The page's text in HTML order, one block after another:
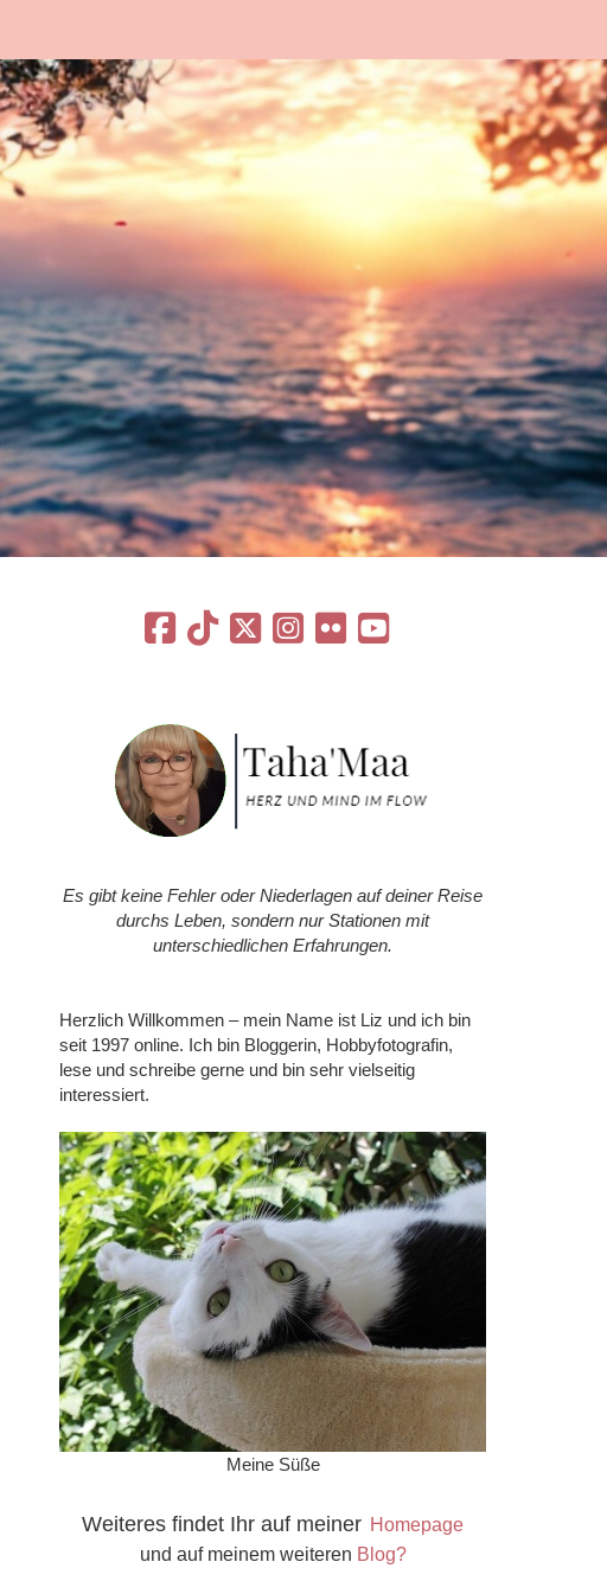
Es gibt keine Fehler oder Niederlagen auf deiner Reise
durchs Leben, sondern nur Stationen mit
unterschiedlichen Erfahrungen.
Herzlich Willkommen – mein Name ist Liz und ich bin
seit 1997 online. Ich bin Bloggerin, Hobbyfotografin,
lese und schreibe gerne und bin sehr vielseitig
interessiert.
Meine Süße
Weiteres findet Ihr auf meiner Homepage
und auf meinem weiteren Blog?